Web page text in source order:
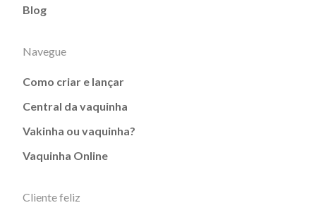
Blog
Navegue
Como criar e lançar
Central da vaquinha
Vakinha ou vaquinha?
Vaquinha Online
Cliente feliz